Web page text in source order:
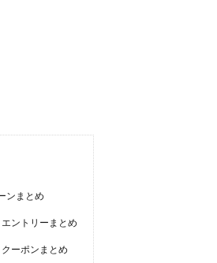
ンまとめ
ントリーまとめ
ーポンまとめ